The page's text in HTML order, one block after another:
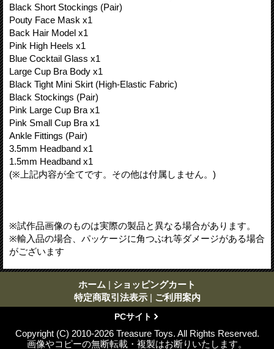
Black Short Stockings (Pair)
Pouty Face Mask x1
Back Hair Model x1
Pink High Heels x1
Blue Cocktail Glass x1
Large Cup Bra Body x1
Black Tight Mini Skirt (High-Elastic Fabric)
Black Stockings (Pair)
Pink Large Cup Bra x1
Pink Small Cup Bra x1
Ankle Fittings (Pair)
3.5mm Headband x1
1.5mm Headband x1
(※上記内容が全てです。その他は付属しません。)
※試作品画像のものは実際の製品と異なる場合があります。
※輸入品の場合、パッケージに角つぶれ等ダメージがある場合
がございます
ホーム | ショッピングカート
特定商取引法表示 | ご利用案内
PCサイト
Copyright (C) 2010-2026 Treasure Toys. All Rights Reserved.
画像やコピーの無断転載・複製はお断りいたします。